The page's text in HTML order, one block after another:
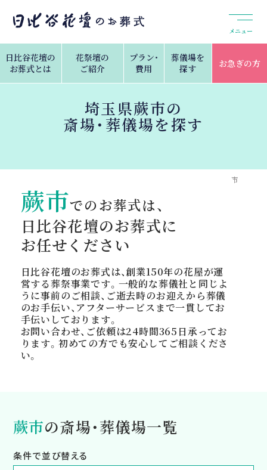
メニュー
日比谷花壇の
お葬式とは
花祭壇の
ご紹介
プラン・
費用
葬儀場を
探す
お急ぎの方
埼玉県蕨市の
斎場・葬儀場を探す
蕨市
蕨市でのお葬式は、
日比谷花壇のお葬式に
お任せください
日比谷花壇のお葬式は、創業150年の花屋が運
営する葬祭事業です。一般的な葬儀社と同じよ
うに事前のご相談、ご逝去時のお迎えから葬儀
のお手伝い、アフターサービスまで一貫してお
手伝いしております。
お問い合わせ、ご依頼は24時間365日承ってお
ります。初めての方でも安心してご相談くださ
い。
蕨市の斎場・葬儀場一覧
条件で並び替える